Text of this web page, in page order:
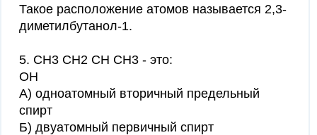
Такое расположение атомов называется 2,3-
диметилбутанол-1.
5. СН3 СН2 СН СН3 - это:
ОН
А) одноатомный вторичный предельный
спирт
Б) двуатомный первичный спирт